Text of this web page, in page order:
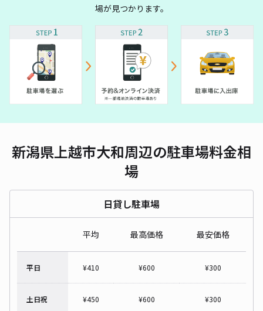
場が見つかります。
新潟県上越市大和周辺の駐車場料金相
場
日貸し駐車場
平均 最高価格 最安価格
平日 ¥410 ¥600 ¥300
土日祝 ¥450 ¥600 ¥300